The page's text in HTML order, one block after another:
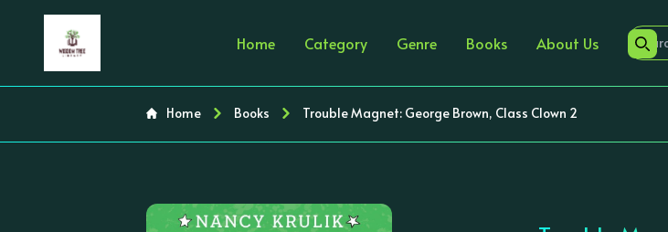
Home Category Genre Books About Us
Home Books Trouble Magnet: George Brown, Class Clown 2